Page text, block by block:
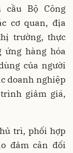
cầu Bộ Công
cơ quan, địa
trường, thực
ứng hàng hóa
của người
doanh nghiệp
giảm giá,
trì, phối hợp
đảm cân đối